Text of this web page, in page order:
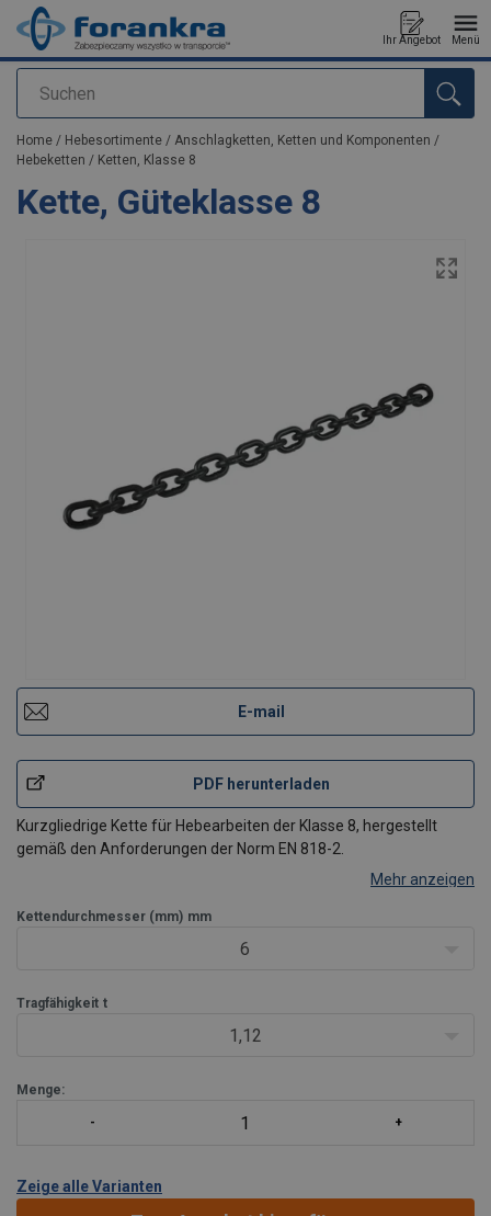
Suchen
Ihr Angebot Menü
Anfragen
Home / Hebesortimente / Anschlagketten, Ketten und Komponenten /
Hebeketten / Ketten, Klasse 8
Kette, Güteklasse 8
E-mail
PDF herunterladen
Kurzgliedrige Kette für Hebearbeiten der Klasse 8, hergestellt
gemäß den Anforderungen der Norm EN 818-2.
Mehr anzeigen
Kettendurchmesser (mm) mm
6
Tragfähigkeit t
1,12
Menge:
Zeige alle Varianten